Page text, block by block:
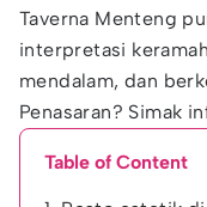
Taverna Menteng
interpretasi
mendalam, dan
Penasaran? Simak
Table of Content